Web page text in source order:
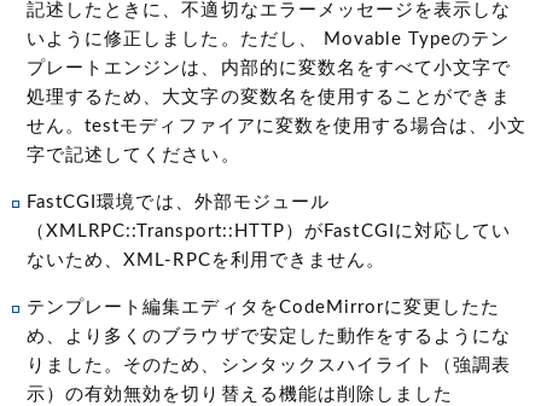
記述したときに、不適切なエラーメッセージを表示しな
いように修正しました。ただし、 Movable Typeのテン
プレートエンジンは、内部的に変数名をすべて小文字で
処理するため、大文字の変数名を使用することができま
せん。testモディファイアに変数を使用する場合は、小文
字で記述してください。
FastCGI環境では、外部モジュール
（XMLRPC::Transport::HTTP）がFastCGIに対応してい
ないため、XML-RPCを利用できません。
テンプレート編集エディタをCodeMirrorに変更したた
め、より多くのブラウザで安定した動作をするようにな
りました。そのため、シンタックスハイライト（強調表
示）の有効無効を切り替える機能は削除しました